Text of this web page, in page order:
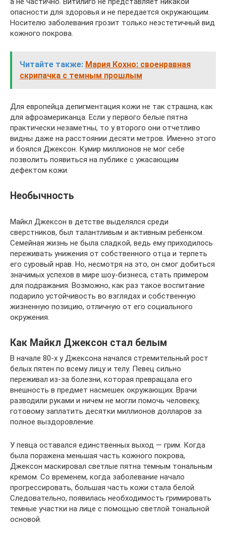
опасности для здоровья и не передается окружающим.
Носителю заболевания грозит только неэстетичный вид
кожного покрова.
Читайте также: Мария Кохно: своенравная
скрипачка с темным прошлым
Для европейца депигментация кожи не так страшна, как
для афроамериканца. Если у первого белые пятна
практически незаметны, то у второго они отчетливо
видны даже на расстоянии десяти метров. Именно этого
и боялся Джексон. Кумир миллионов не мог себе
позволить появиться на публике с ужасающим
дефектом кожи.
Необычность
Майкл Джексон в детстве выделялся среди
сверстников, был талантливым и активным ребенком.
Семейная жизнь не была сладкой, ведь ему приходилось
переживать унижения от собственного отца и терпеть
его суровый нрав. Но, несмотря на это, он смог добиться
значимых успехов в мире шоу-бизнеса, стать примером
для подражания. Возможно, как раз такое воспитание
подарило устойчивость во взглядах и собственную
жизненную позицию, отличную от его социального
окружения.
Как Майкл Джексон стал белым
В начале 80-х у Джексона начался стремительный рост
белых пятен по всему лицу и телу. Певец сильно
переживал из-за болезни, которая превращала его
внешность в предмет насмешек окружающих. Врачи
разводили руками и ничем не могли помочь человеку,
готовому заплатить десятки миллионов долларов за
полное выздоровление.
У певца оставался единственных выход — грим. Когда
была поражена меньшая часть кожного покрова,
Джексон маскировал светлые пятна темным тональным
кремом. Со временем, когда заболевание начало
прогрессировать, большая часть кожи стала белой.
Следовательно, появилась необходимость гримировать
темные участки на лице с помощью светлой тональной
основой.